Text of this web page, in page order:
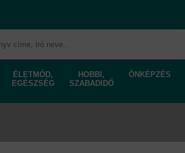
ÉLETMÓD,
EGÉSZSÉG
HOBBI,
SZABADIDŐ
ÖNKÉPZÉS